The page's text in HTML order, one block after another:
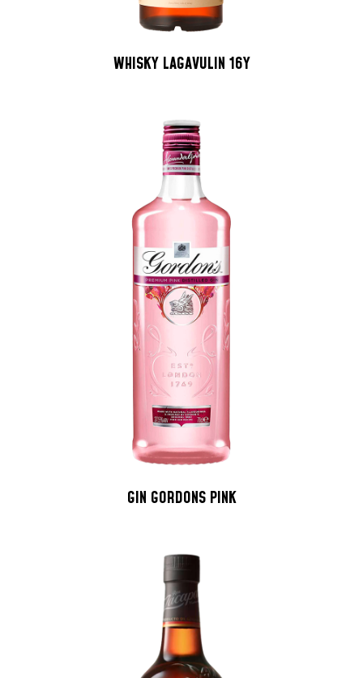
WHISKY LAGAVULIN 16Y
GIN GORDONS PINK